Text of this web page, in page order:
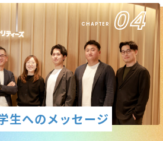
生へのメッセージ
CHAPTER 04